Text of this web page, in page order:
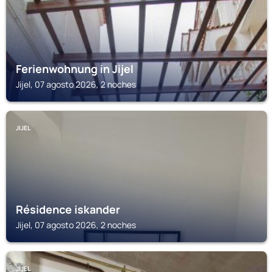
Ferienwohnung in Jijel
Jijel, 07 agosto 2026, 2 noches
JIJEL
Résidence iskander
Jijel, 07 agosto 2026, 2 noches
JIJEL